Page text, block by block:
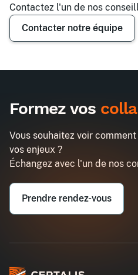
Contactez l'un de nos
Contacter notre équipe
Formez vos
Vous souhaitez voir
vos enjeux ?
Échangez avec l'un de nos
Prendre rendez-vous